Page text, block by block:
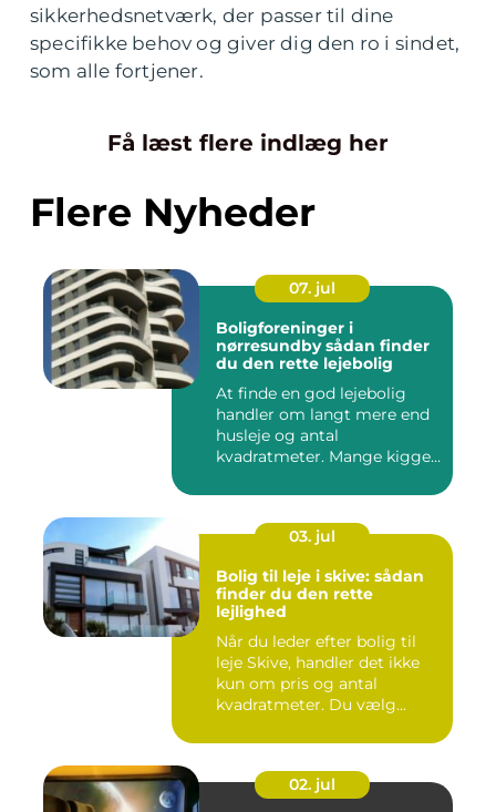
sikkerhedsnetværk, der passer til dine
specifikke behov og giver dig den ro i sindet,
som alle fortjener.
Få læst flere indlæg her
Flere Nyheder
07. jul
Boligforeninger i
nørresundby sådan finder
du den rette lejebolig
At finde en god lejebolig
handler om langt mere end
husleje og antal
kvadratmeter. Mange kigger
03. jul
Bolig til leje i skive: sådan
finder du den rette
lejlighed
Når du leder efter bolig til
leje Skive, handler det ikke
kun om pris og antal
kvadratmeter. Du vælg...
02. jul